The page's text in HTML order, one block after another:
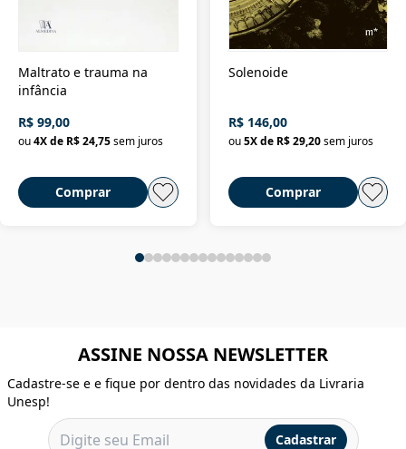
Maltrato e trauma na
infância
R$ 99,00
ou4X de R$ 24,75sem juros
Comprar
Solenoide
R$ 146,00
ou 5X de R$ 29,20 sem juros
Comprar
ASSINE NOSSA NEWSLETTER
Cadastre-se e e fique por dentro das novidades da Livraria
Unesp!
Cadastrar